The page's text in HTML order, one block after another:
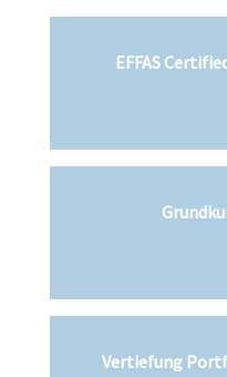
EFFAS
Vertiefung